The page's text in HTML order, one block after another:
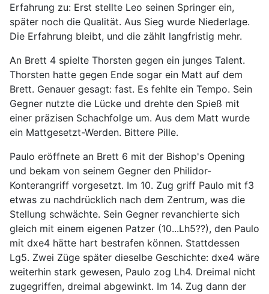
Erfahrung zu: Erst stellte Leo seinen Springer ein,
später noch die Qualität. Aus Sieg wurde Niederlage.
Die Erfahrung bleibt, und die zählt langfristig mehr.
An Brett 4 spielte Thorsten gegen ein junges Talent.
Thorsten hatte gegen Ende sogar ein Matt auf dem
Brett. Genauer gesagt: fast. Es fehlte ein Tempo. Sein
Gegner nutzte die Lücke und drehte den Spieß mit
einer präzisen Schachfolge um. Aus dem Matt wurde
ein Mattgesetzt-Werden. Bittere Pille.
Paulo eröffnete an Brett 6 mit der Bishop's Opening
und bekam von seinem Gegner den Philidor-
Konterangriff vorgesetzt. Im 10. Zug griff Paulo mit f3
etwas zu nachdrücklich nach dem Zentrum, was die
Stellung schwächte. Sein Gegner revanchierte sich
gleich mit einem eigenen Patzer (10...Lh5??), den Paulo
mit dxe4 hätte hart bestrafen können. Stattdessen
Lg5. Zwei Züge später dieselbe Geschichte: dxe4 wäre
weiterhin stark gewesen, Paulo zog Lh4. Dreimal nicht
zugegriffen, dreimal abgewinkt. Im 14. Zug dann der